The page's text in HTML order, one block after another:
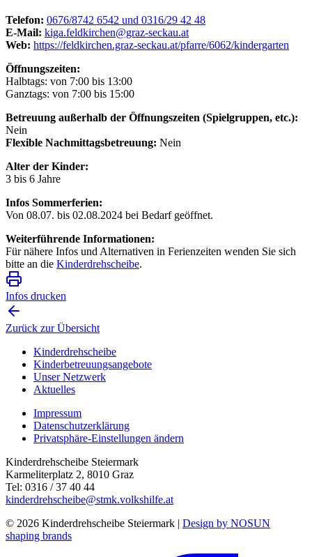
Telefon: 0676/8742 6542 und 0316/29 42 48
E-Mail: kiga.feldkirchen@graz-seckau.at
Web: https://feldkirchen.graz-seckau.at/pfarre/6062/kindergarten
Öffnungszeiten:
Halbtags: von 7:00 bis 13:00
Ganztags: von 7:00 bis 15:00
Betreuung außerhalb der Öffnungszeiten (Spielgruppen, etc.):
Nein
Flexible Nachmittagsbetreuung: Nein
Alter der Kinder:
3 bis 6 Jahre
Infos Sommerferien:
Von 08.07. bis 02.08.2024 bei Bedarf geöffnet.
Weiterführende Informationen:
Für nähere Infos und Alternativen in Ferienzeiten wenden Sie sich
bitte an die Kinderdrehscheibe.
Infos drucken
Zurück zur Übersicht
Kinderdrehscheibe
Kinderbetreuungs­angebote
Unser Netzwerk
Aktuelles
Impressum
Datenschutzerklärung
Privatsphäre-Einstellungen ändern
Kinderdrehscheibe Steiermark
Karmeliterplatz 2, 8010 Graz
Tel: 0316 / 37 40 44
kinderdrehscheibe@stmk.volkshilfe.at
© 2026 Kinderdrehscheibe Steiermark | Design by NOSUN
shaping brands